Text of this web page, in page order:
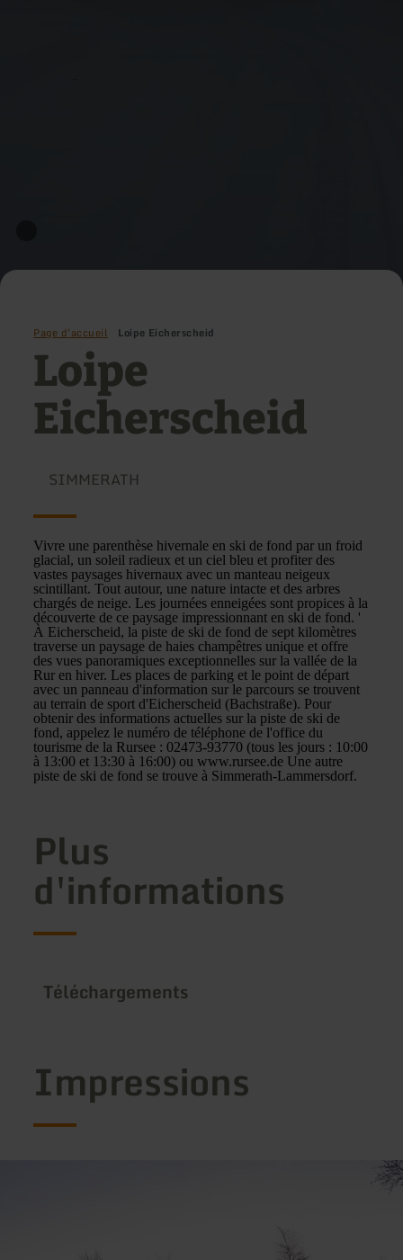
Page d'accueil Loipe Eicherscheid
Loipe
Eicherscheid
SIMMERATH
Vivre une parenthèse hivernale en ski de fond par un froid
glacial, un soleil radieux et un ciel bleu et profiter des
vastes paysages hivernaux avec un manteau neigeux
scintillant. Tout autour, une nature intacte et des arbres
chargés de neige. Les journées enneigées sont propices à la
découverte de ce paysage impressionnant en ski de fond. '
À Eicherscheid, la piste de ski de fond de sept kilomètres
traverse un paysage de haies champêtres unique et offre
des vues panoramiques exceptionnelles sur la vallée de la
Rur en hiver. Les places de parking et le point de départ
avec un panneau d'information sur le parcours se trouvent
au terrain de sport d'Eicherscheid (Bachstraße). Pour
obtenir des informations actuelles sur la piste de ski de
fond, appelez le numéro de téléphone de l'office du
tourisme de la Rursee : 02473-93770 (tous les jours : 10:00
à 13:00 et 13:30 à 16:00) ou www.rursee.de Une autre
piste de ski de fond se trouve à Simmerath-Lammersdorf.
Plus
d'informations
Téléchargements
Impressions